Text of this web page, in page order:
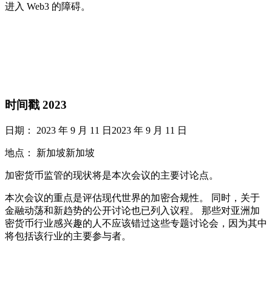
进入 Web3 的障碍。
时间戳 2023
日期： 2023 年 9 月 11 日2023 年 9 月 11 日
地点： 新加坡新加坡
加密货币监管的现状将是本次会议的主要讨论点。
本次会议的重点是评估现代世界的加密合规性。 同时，关于
金融动荡和新趋势的公开讨论也已列入议程。 那些对亚洲加
密货币行业感兴趣的人不应该错过这些专题讨论会，因为其中
将包括该行业的主要参与者。